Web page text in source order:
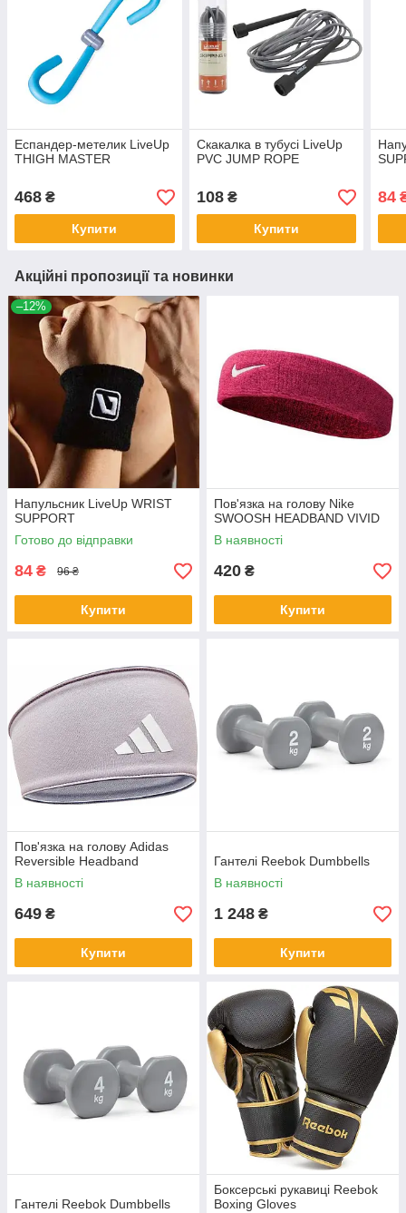
Еспандер-метелик LiveUp
THIGH MASTER
468 ₴
Купити
Скакалка в тубусі LiveUp
PVC JUMP ROPE
108₴
Купити
84
Акційні пропозиції та новинки
–12%
Напульсник LiveUp WRIST
SUPPORT
Готово до відправки
84 ₴ 96 ₴
Купити
Пов'язка на голову Nike
SWOOSH HEADBAND VIVID
В наявності
420 ₴
Купити
Пов'язка на голову Adidas
Reversible Headband
В наявності
649 ₴
Купити
Гантелі Reebok Dumbbells
В наявності
1 248 ₴
Купити
Гантелі Reebok Dumbbells
Боксерські рукавиці Reebok
Boxing Gloves